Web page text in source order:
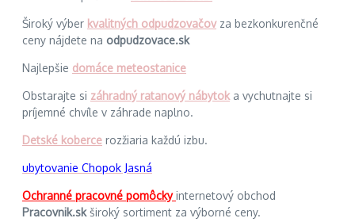
Široký výber kvalitných odpudzovačovza bezkonkurenčné
ceny nájdete na odpudzovace.sk
Najlepšie domáce meteostanice
Obstarajte si záhradný ratanový nábytok a vychutnajte si
príjemné chvíle v záhrade naplno.
Detské koberce rozžiaria každú izbu.
ubytovanie Chopok Jasná
Ochranné pracovné pomôckyinternetový obchod
Pracovnik.skširoký sortiment za výborné ceny.